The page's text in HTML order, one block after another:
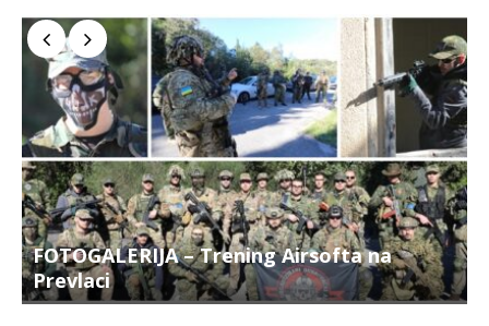
FOTOGALERIJA – Trening Airsofta na
Prevlaci